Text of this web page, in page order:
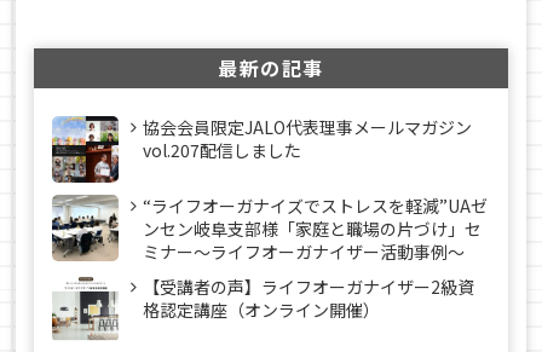
最新の記事
協会会員限定JALO代表理事メールマガジン
vol.207配信しました
“ライフオーガナイズでストレスを軽減”UAゼ
ンセン岐阜支部様「家庭と職場の片づけ」セ
ミナー～ライフオーガナイザー活動事例〜
【受講者の声】ライフオーガナイザー2級資
格認定講座（オンライン開催）